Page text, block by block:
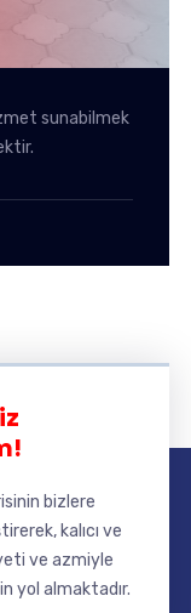
sunabilmek
bizlere
kalıcı ve
ve azmiyle
yol almaktadır.